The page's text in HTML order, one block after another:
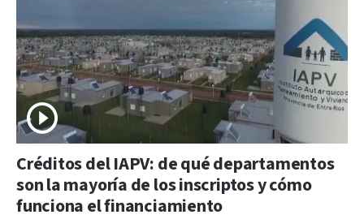
Créditos del IAPV: de qué departamentos
son la mayoría de los inscriptos y cómo
funciona el financiamiento